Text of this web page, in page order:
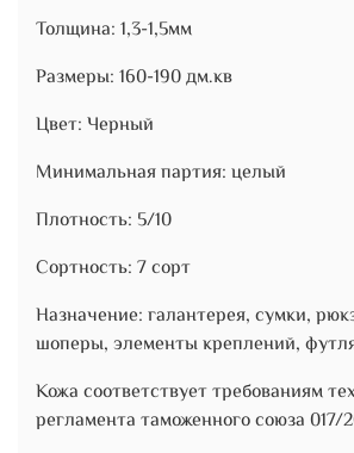
Толщина: 1,3-1,5мм
Размеры: 160-190 дм.кв
Цвет: Черный
Минимальная партия: целый
Плотность: 5/10
Сортность: 7 сорт
Назначение: галантерея, сумки,
шоперы, элементы креплений,
Кожа соответствует требованиям
регламента таможенного союза 017/